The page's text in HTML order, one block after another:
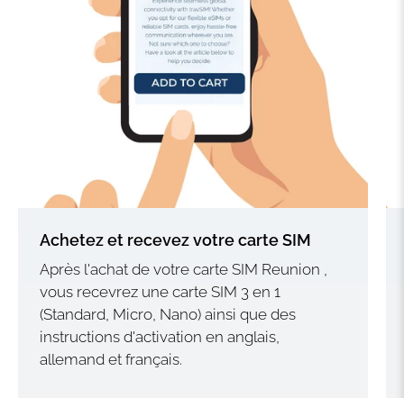
Achetez et recevez votre carte SIM
Après l'achat de votre carte SIM Reunion ,
vous recevrez une carte SIM 3 en 1
(Standard, Micro, Nano) ainsi que des
instructions d'activation en anglais,
allemand et français.